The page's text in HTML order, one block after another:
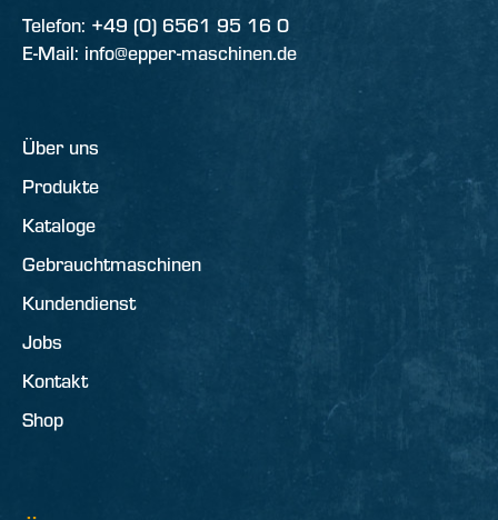
Telefon: +49 (0) 6561 95 16 0
E-Mail: info@epper-maschinen.de
Über uns
Produkte
Kataloge
Gebrauchtmaschinen
Kundendienst
Jobs
Kontakt
Shop